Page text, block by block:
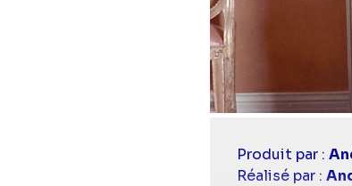
Casting
simba
Produit par :
Réalisé par :